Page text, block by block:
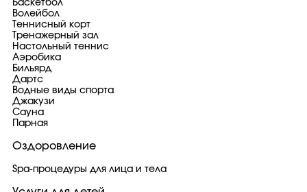
Баскетбол
Волейбол
Теннисный корт
Тренажерный зал
Настольный теннис
Аэробика
Бильярд
Дартс
Водные виды спорта
Джакузи
Сауна
Парная
Оздоровление
Spa-процедуры для лица и тела